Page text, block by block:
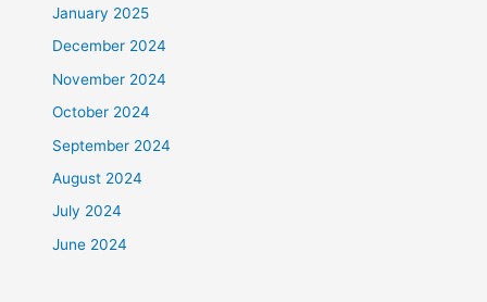
January 2025
December 2024
November 2024
October 2024
September 2024
August 2024
July 2024
June 2024